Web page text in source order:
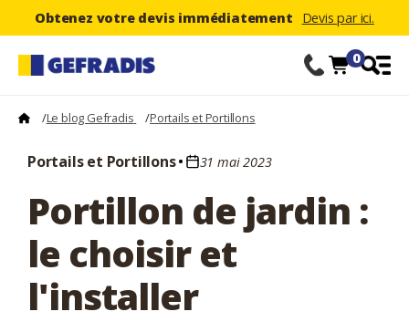
Obtenez votre devis immédiatement Devis par ici.
0
/Le blog Gefradis /Portails et Portillons
Portails et Portillons 31 mai 2023
Portillon de jardin :
le choisir et
l'installer